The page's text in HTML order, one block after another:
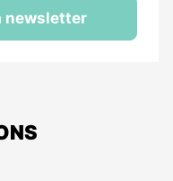
newsletter